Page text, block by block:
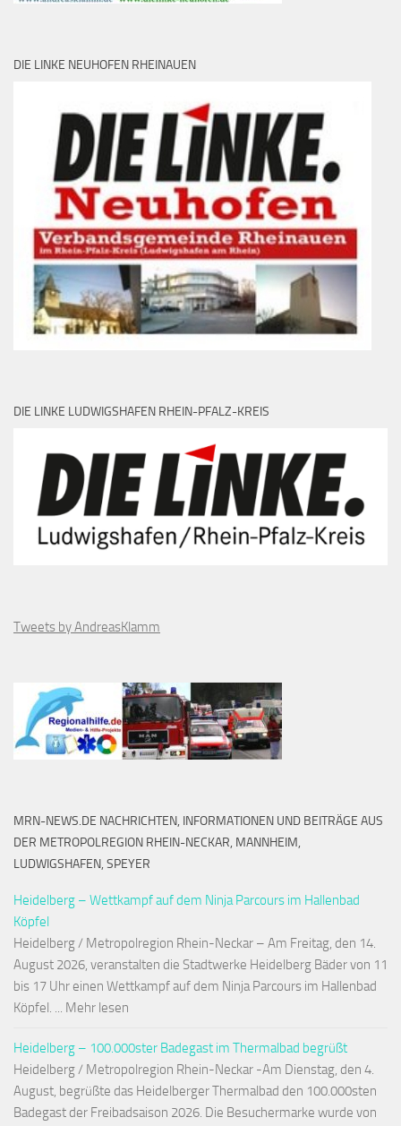
DIE LINKE NEUHOFEN RHEINAUEN
DIE LINKE LUDWIGSHAFEN RHEIN-PFALZ-KREIS
Tweets by AndreasKlamm
MRN-NEWS.DE NACHRICHTEN, INFORMATIONEN UND BEITRÄGE AUS
DER METROPOLREGION RHEIN-NECKAR, MANNHEIM,
LUDWIGSHAFEN, SPEYER
Heidelberg – Wettkampf auf dem Ninja Parcours im Hallenbad
Köpfel
Heidelberg / Metropolregion Rhein-Neckar – Am Freitag, den 14.
August 2026, veranstalten die Stadtwerke Heidelberg Bäder von 11
bis 17 Uhr einen Wettkampf auf dem Ninja Parcours im Hallenbad
Köpfel. ... Mehr lesen
Heidelberg – 100.000ster Badegast im Thermalbad begrüßt
Heidelberg / Metropolregion Rhein-Neckar -Am Dienstag, den 4.
August, begrüßte das Heidelberger Thermalbad den 100.000sten
Badegast der Freibadsaison 2026. Die Besuchermarke wurde von